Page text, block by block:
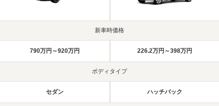
新車時価格
790万円～920万円 226.2万円～398万円
ボディタイプ
セダン ハッチバック